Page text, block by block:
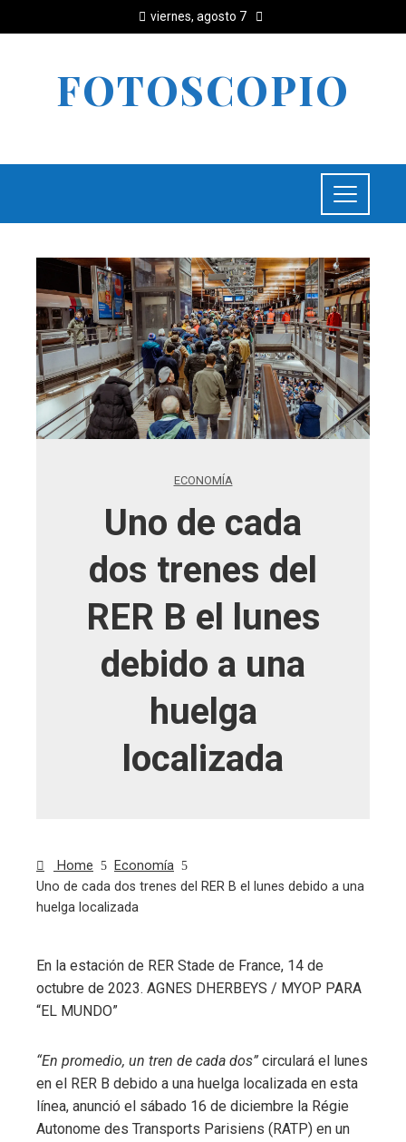
viernes, agosto 7
FOTOSCOPIO
ECONOMÍA
Uno de cada
dos trenes del
RER B el lunes
debido a una
huelga
localizada
Home
Economía
Uno de cada dos trenes del RER B el lunes debido a una
huelga localizada
En la estación de RER Stade de France, 14 de
octubre de 2023. AGNES DHERBEYS / MYOP PARA
“EL MUNDO”
“En promedio, un tren de cada dos” circulará el lunes
en el RER B debido a una huelga localizada en esta
línea, anunció el sábado 16 de diciembre la Régie
Autonome des Transports Parisiens (RATP) en un